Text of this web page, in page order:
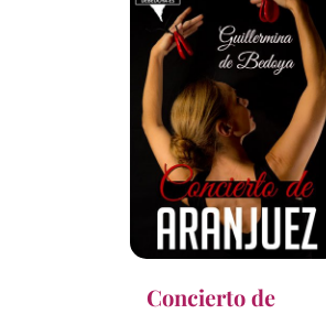
Concierto de